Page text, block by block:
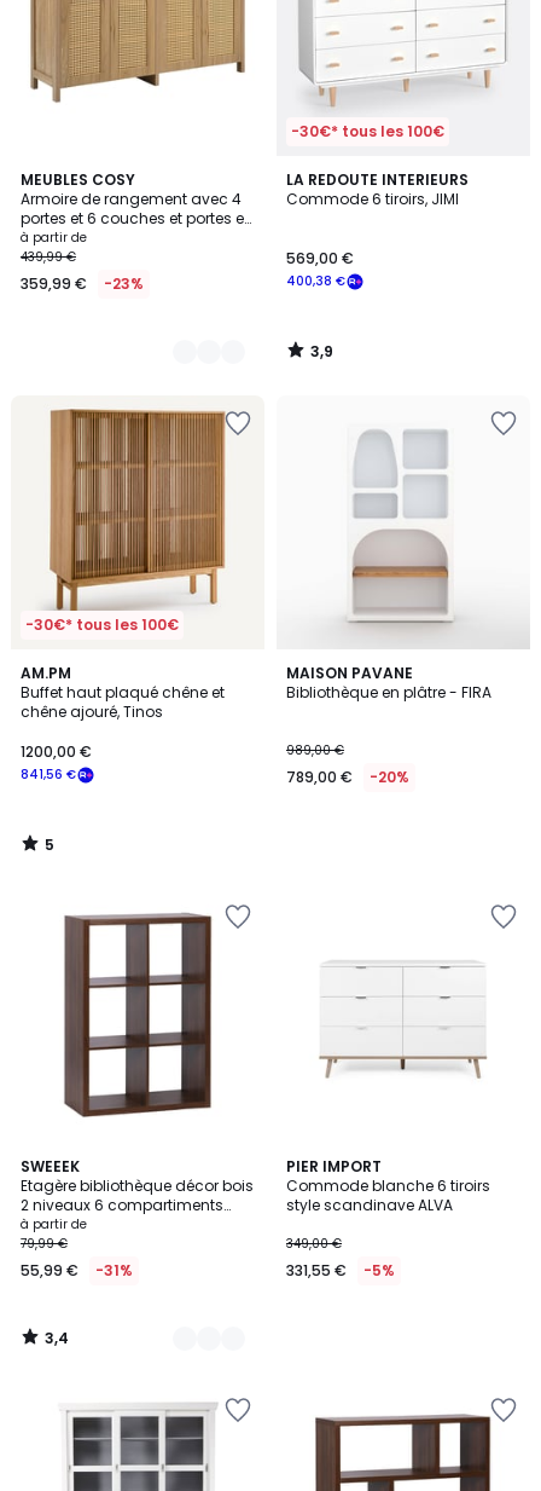
MEUBLES COSY
Armoire de rangement avec 4
portes et 6 couches et portes en
rotin tressé, NOVAKB Armoire
à partir de
439,99 €
359,99 € -23%
2
Couleurs
-30€* tous les 100€
LA REDOUTE INTERIEURS
Commode 6 tiroirs, JIMI
400,38 €
569,00 €
3,9
/ 5
3,9
/
-30€* tous les 100€
AM.PM
Buffet haut plaqué chêne et
chêne ajouré, Tinos
841,56 €
1200,00 €
5
/
5
5
/
MAISON PAVANE
Bibliothèque en plâtre - FIRA
989,00 €
789,00 € -20%
SWEEEK
Etagère bibliothèque décor bois
2 niveaux 6 compartiments
BASIKS
à partir de
79,99 €
55,99 € -31%
3,4
/ 5
3
Couleurs
3,4
/
PIER IMPORT
Commode blanche 6 tiroirs
style scandinave ALVA
349,00 €
331,55 € -5%